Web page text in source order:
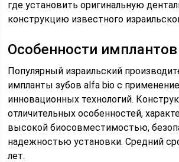
где установить оригинальную
конструкцию известного
Особенности
Популярный израильский
импланты зубов alfa bio с
инновационных технологий.
отличительных особенностей,
высокой биосовместимостью,
надежностью установки. Средний
лет.